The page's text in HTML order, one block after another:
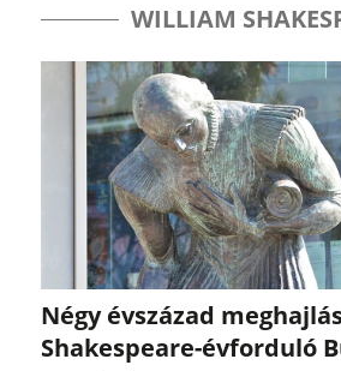
WILLIAM
Négy évszázad
Shakespeare-évforduló